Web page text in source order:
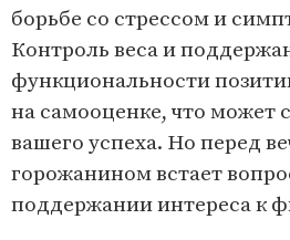
борьбе со стрессом и
Контроль веса и
функциональности
на самооценке, что может
вашего успеха. Но перед
горожанином встает
поддержании интереса к